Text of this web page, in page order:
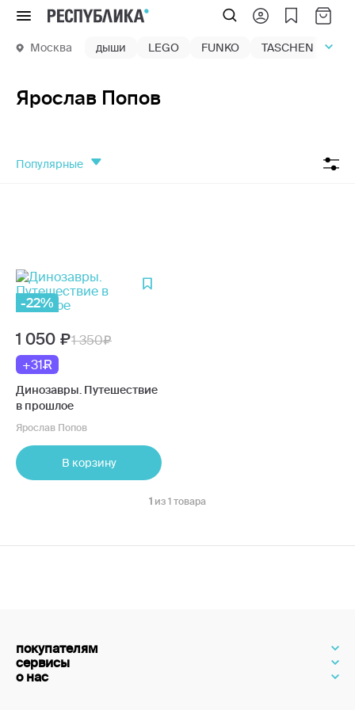
Меню
Москва дыши LEGO FUNKO TASCHEN
Ярослав Попов
популярные
-22%
1 050
1 350
+31
Динозавры. Путешествие
в прошлое
Ярослав Попов
В корзину
1 из 1 товара
покупателям
сервисы
о нас